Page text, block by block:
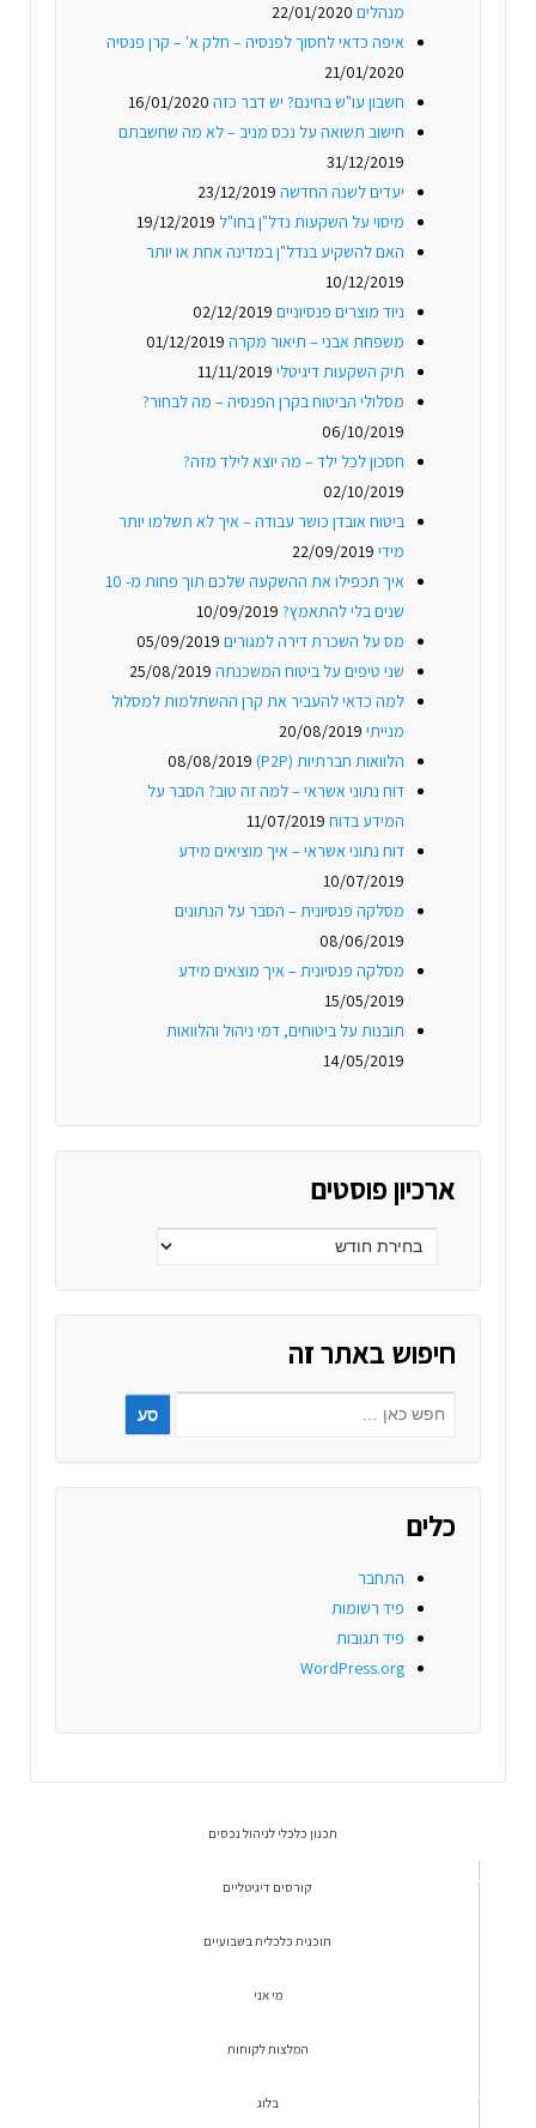
מנהלים 22/01/2020
איפה כדאי לחסוך לפנסיה – חלק א' – קרן פנסיה
21/01/2020
חשבון עו"ש בחינם? יש דבר כזה 16/01/2020
חישוב תשואה על נכס מניב – לא מה שחשבתם
31/12/2019
יעדים לשנה החדשה 23/12/2019
מיסוי על השקעות נדל"ן בחו"ל 19/12/2019
האם להשקיע בנדל"ן במדינה אחת או יותר
10/12/2019
ניוד מוצרים פנסיוניים 02/12/2019
משפחת אבני – תיאור מקרה 01/12/2019
תיק השקעות דיגיטלי 11/11/2019
מסלולי הביטוח בקרן הפנסיה – מה לבחור?
06/10/2019
חסכון לכל ילד – מה יוצא לילד מזה?
02/10/2019
ביטוח אובדן כושר עבודה – איך לא תשלמו יותר
מידי 22/09/2019
איך תכפילו את ההשקעה שלכם תוך פחות מ- 10
שנים בלי להתאמץ? 10/09/2019
מס על השכרת דירה למגורים 05/09/2019
שני טיפים על ביטוח המשכנתה 25/08/2019
למה כדאי להעביר את קרן ההשתלמות למסלול
מנייתי 20/08/2019
הלוואות חברתיות (P2P)
08/08/2019
דוח נתוני אשראי – למה זה טוב? הסבר על
המידע בדוח 11/07/2019
דוח נתוני אשראי – איך מוציאים מידע
10/07/2019
מסלקה פנסיונית – הסבר על הנתונים
08/06/2019
מסלקה פנסיונית – איך מוצאים מידע
15/05/2019
תובנות על ביטוחים, דמי ניהול והלוואות
14/05/2019
ארכיון פוסטים
חיפוש באתר זה
כלים
התחבר
פיד רשומות
פיד תגובות
WordPress.org
תכנון כלכלי לניהול נכסים
קורסים דיגיטליים
תוכנית כלכלית בשבועיים
מי אני
המלצות לקוחות
בלוג